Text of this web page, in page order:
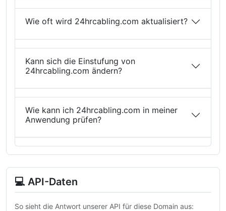
Wie oft wird 24hrcabling.com aktualisiert?
Kann sich die Einstufung von
24hrcabling.com ändern?
Wie kann ich 24hrcabling.com in meiner
Anwendung prüfen?
💻 API-Daten
So sieht die Antwort unserer API für diese Domain aus: